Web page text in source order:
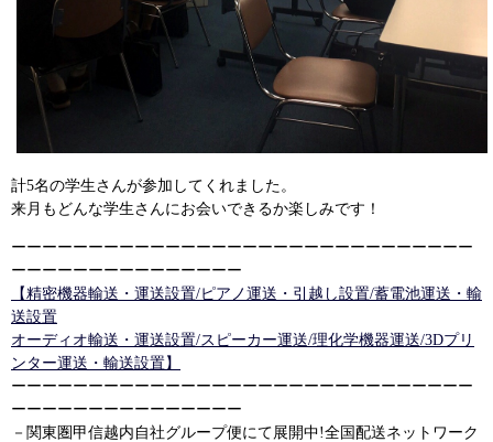
計5名の学生さんが参加してくれました。
来月もどんな学生さんにお会いできるか楽しみです！
ーーーーーーーーーーーーーーーーーーーーーーーーーーーーーー
ーーーーーーーーーーーーーーー
【精密機器輸送・運送設置/ピアノ運送・引越し設置/蓄電池運送・輸
送設置
オーディオ輸送・運送設置/スピーカー運送/理化学機器運送/3Dプリ
ンター運送・輸送設置】
ーーーーーーーーーーーーーーーーーーーーーーーーーーーーーー
ーーーーーーーーーーーーーーー
－関東圏甲信越内自社グループ便にて展開中!全国配送ネットワーク